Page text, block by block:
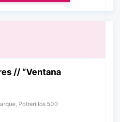
// “Ventana
Potrerillos 500